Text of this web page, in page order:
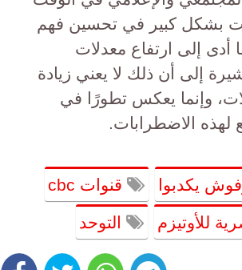
بشكل كبير في تحسين فهم
أدى إلى ارتفاع معدلات
إلى أن ذلك لا يعني زيادة
وإنما يعكس تطورًا في
لهذه الاضطرابات.
يكدبوا قنوات cbc
للأوتيزم التوحد